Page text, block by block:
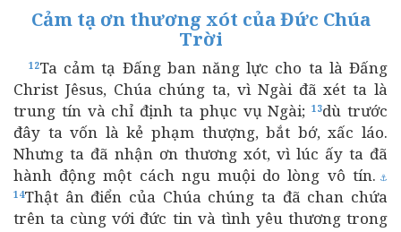
Cảm tạ ơn thương xót của Đức Chúa
Trời
12Ta cảm tạ Đấng ban năng lực cho ta là Đấng
Christ Jêsus, Chúa chúng ta, vì Ngài đã xét ta là
trung tín và chỉ định ta phục vụ Ngài;13dù trước
đây ta vốn là kẻ phạm thượng, bắt bớ, xấc láo.
Nhưng ta đã nhận ơn thương xót, vì lúc ấy ta đã
hành động một cách ngu muội do lòng vô tín. ⚓
14Thật ân điển của Chúa chúng ta đã chan chứa
trên ta cùng với đức tin và tình yêu thương trong